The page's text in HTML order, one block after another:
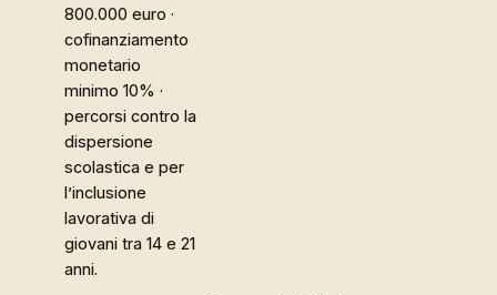
800.000 euro ·
cofinanziamento
monetario
minimo 10% ·
percorsi contro la
dispersione
scolastica e per
l’inclusione
lavorativa di
giovani tra 14 e 21
anni.